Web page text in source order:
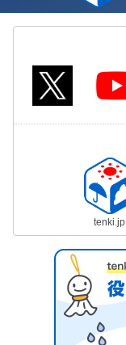
tenki.jp